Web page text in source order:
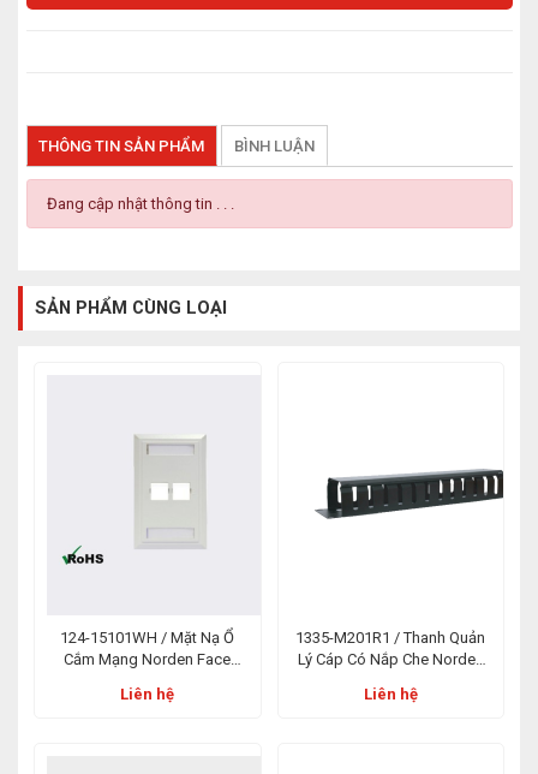
THÔNG TIN SẢN PHẨM BÌNH LUẬN
Đang cập nhật thông tin . . .
SẢN PHẨM CÙNG LOẠI
124-15101WH / Mặt Nạ Ổ
Cắm Mạng Norden Face
Liên hệ
1335-M201R1 / Thanh Quản
Lý Cáp Có Nắp Che Norden
With Cover
Liên hệ